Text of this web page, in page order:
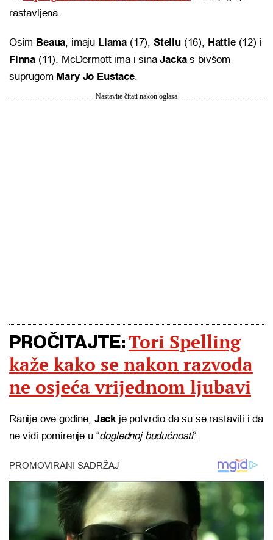
rastavljena.
Osim Beaua, imaju Liama ​​(17), Stellu(16), Hattie(12) i
Finna (11). McDermott ima i sinaJackas bivšom
suprugom Mary Jo Eustace.
Nastavite čitati nakon oglasa
PROČITAJTE: Tori Spelling
kaže kako se nakon razvoda
ne osjeća vrijednom ljubavi
Ranije ove godine, Jack je potvrdio da su se rastavili i da
ne vidi pomirenje u “doglednoj budućnosti“.